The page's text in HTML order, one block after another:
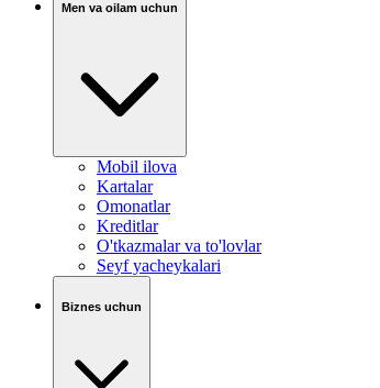
Men va oilam uchun
Mobil ilova
Kartalar
Omonatlar
Kreditlar
O'tkazmalar va to'lovlar
Seyf yacheykalari
Biznes uchun